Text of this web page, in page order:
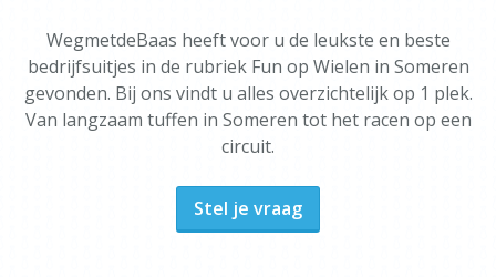
WegmetdeBaas heeft voor u de leukste en beste
bedrijfsuitjes in de rubriek Fun op Wielen in Someren
gevonden. Bij ons vindt u alles overzichtelijk op 1 plek.
Van langzaam tuffen in Someren tot het racen op een
circuit.
Stel je vraag